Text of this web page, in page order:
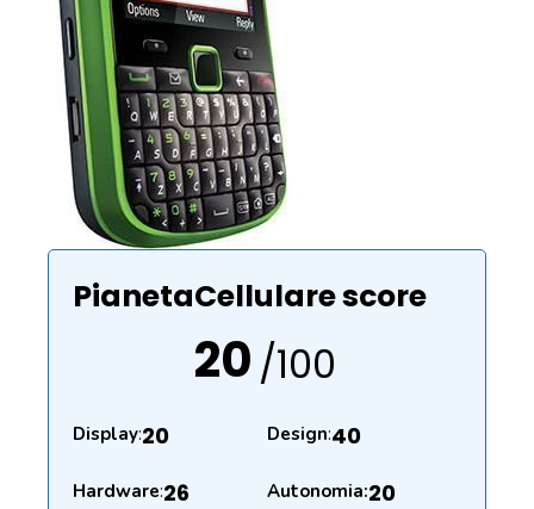
PianetaCellulare score
20 /100
Display:20 Design:40
Hardware:26 Autonomia:20